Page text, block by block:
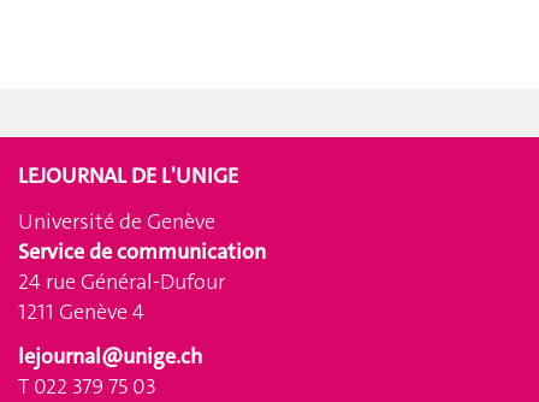
LEJOURNAL DE L'UNIGE
Université de Genève
Service de communication
24 rue Général-Dufour
1211 Genève 4
lejournal@unige.ch
T 022 379 75 03